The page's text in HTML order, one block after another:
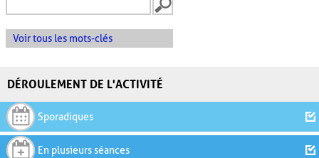
Voir tous les mots-clés
DÉROULEMENT DE L'ACTIVITÉ
Sporadiques
En plusieurs séances